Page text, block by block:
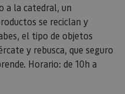
a la catedral, un
se reciclan y
el tipo de objetos
y rebusca, que seguro
Horario: de 10h a